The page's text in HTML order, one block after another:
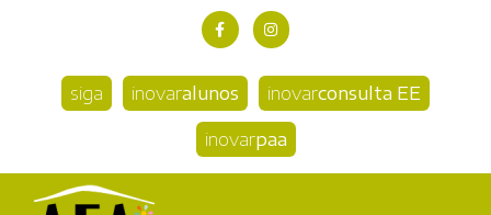
siga inovaralunos inovarconsulta EE
inovarpaa